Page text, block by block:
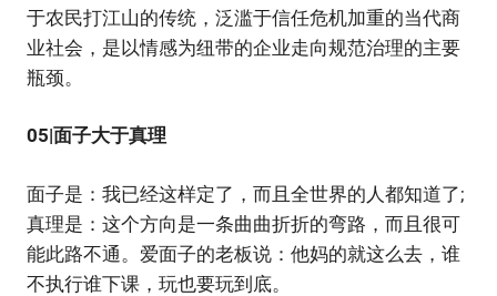
于农民打江山的传统，泛滥于信任危机加重的当代商
业社会，是以情感为纽带的企业走向规范治理的主要
瓶颈。
05|面子大于真理
面子是：我已经这样定了，而且全世界的人都知道了;
真理是：这个方向是一条曲曲折折的弯路，而且很可
能此路不通。爱面子的老板说：他妈的就这么去，谁
不执行谁下课，玩也要玩到底。